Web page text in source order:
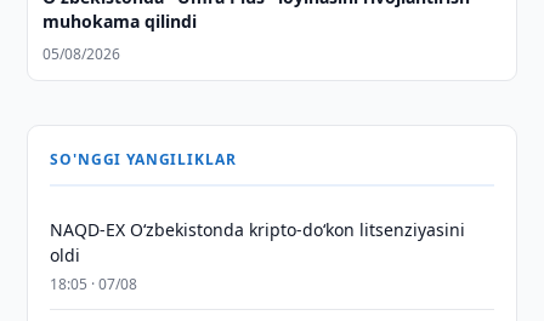
muhokama qilindi
05/08/2026
SO'NGGI YANGILIKLAR
NAQD-EX O‘zbekistonda kripto-do‘kon litsenziyasini
oldi
18:05 · 07/08